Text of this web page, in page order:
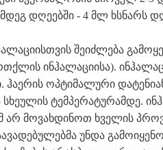
დღეებში - 4 მლ ხსნარს
შეიძლება
ინჰალაციისა).
ოპტიმალური
ტემპერატურამდე.
არ მოვახდინოთ ხველის
უნდა